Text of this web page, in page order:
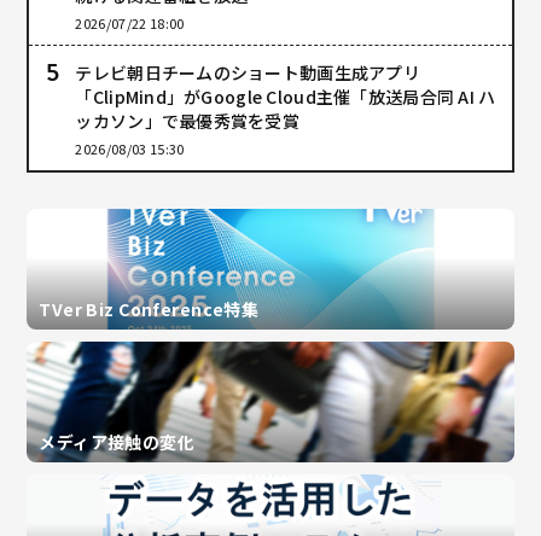
2026/07/22 18:00
テレビ朝日チームのショート動画生成アプリ
「ClipMind」がGoogle Cloud主催「放送局合同 AI ハ
ッカソン」で最優秀賞を受賞
2026/08/03 15:30
TVer Biz Conference特集
メディア接触の変化